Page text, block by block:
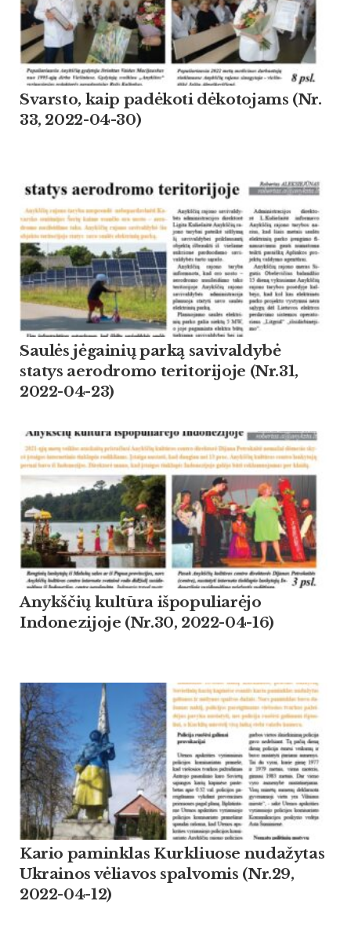
Svarsto, kaip padėkoti dėkotojams (Nr.
33, 2022-04-30)
Saulės jėgainių parką savivaldybė
statys aerodromo teritorijoje (Nr.31,
2022-04-23)
Anykščių kultūra išpopuliarėjo
Indonezijoje (Nr.30, 2022-04-16)
Kario paminklas Kurkliuose nudažytas
Ukrainos vėliavos spalvomis (Nr.29,
2022-04-12)